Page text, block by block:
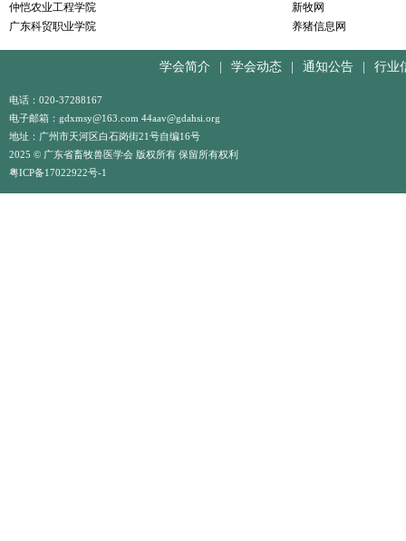
仲恺农业工程学院
广东科贸职业学院
新牧网
养猪信息网
学会简介 学会动态 通知公告 行业
电话：020-37288167
电子邮箱：gdxmsy@163.com 44aav@gdahsi.org
地址：广州市天河区白石岗街21号自编16号
2025 © 广东省畜牧兽医学会 版权所有 保留所有权利
粤ICP备17022922号-1